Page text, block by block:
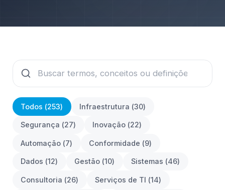
Todos (253) Infraestrutura (30)
Segurança (27) Inovação (22)
Automação (7) Conformidade (9)
Dados (12) Gestão (10) Sistemas (46)
Consultoria (26) Serviços de TI (14)